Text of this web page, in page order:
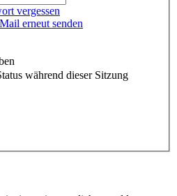
vergessen
erneut senden
während dieser Sitzung